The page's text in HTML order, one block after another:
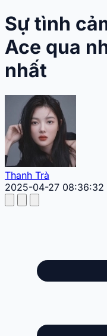
Sự tình
Ace qua
nhất
Thanh Trà
2025-04-27 08:36:32